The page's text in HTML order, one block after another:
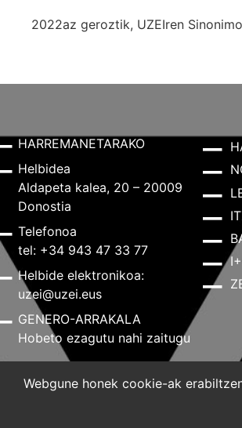
2022az geroztik, UZEIren
HARREMANETARAKO
Helbidea
Aldapeta kalea, 20 – 20009
Donostia
Telefonoa
tel: +34 943 47 33 77
Helbide elektronikoa:
uzei@uzei.eus
GENERO-ARRAKALA
Hobeto ezagutu nahi zaitugu
Lege-oharra
Webgune honek cookie-ak